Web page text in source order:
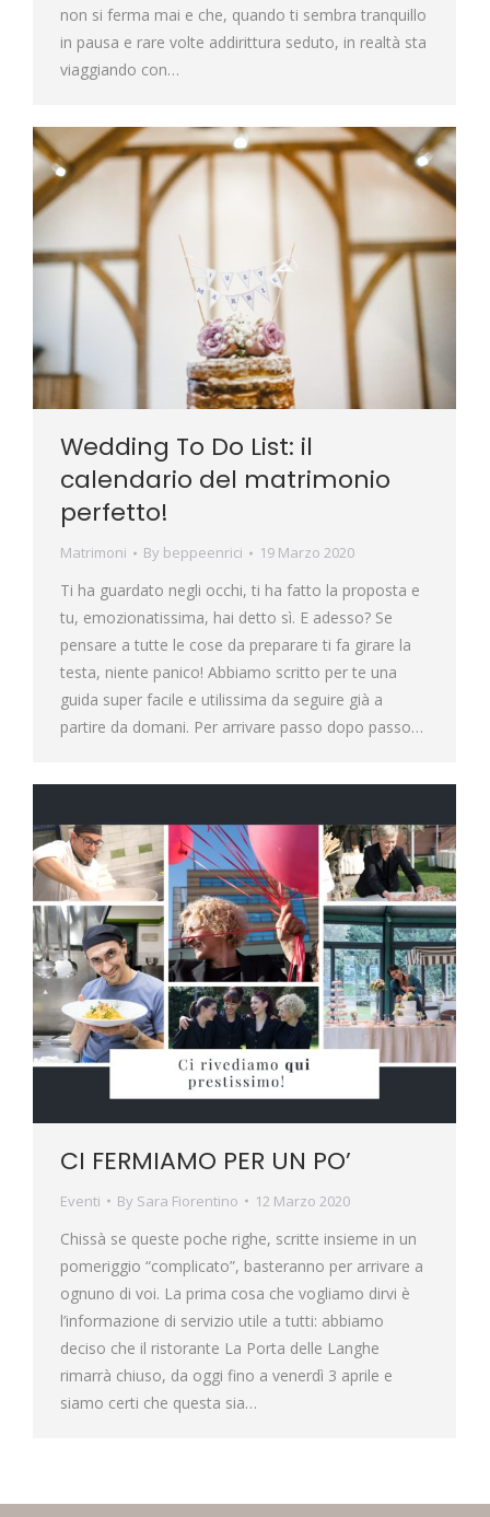
non si ferma mai e che, quando ti sembra tranquillo
in pausa e rare volte addirittura seduto, in realtà sta
viaggiando con…
Wedding To Do List: il
calendario del matrimonio
perfetto!
Matrimoni By beppeenrici 19 Marzo 2020
Ti ha guardato negli occhi, ti ha fatto la proposta e
tu, emozionatissima, hai detto sì. E adesso? Se
pensare a tutte le cose da preparare ti fa girare la
testa, niente panico! Abbiamo scritto per te una
guida super facile e utilissima da seguire già a
partire da domani. Per arrivare passo dopo passo…
CI FERMIAMO PER UN PO’
Eventi By Sara Fiorentino 12 Marzo 2020
Chissà se queste poche righe, scritte insieme in un
pomeriggio “complicato”, basteranno per arrivare a
ognuno di voi. La prima cosa che vogliamo dirvi è
l’informazione di servizio utile a tutti: abbiamo
deciso che il ristorante La Porta delle Langhe
rimarrà chiuso, da oggi fino a venerdì 3 aprile e
siamo certi che questa sia…